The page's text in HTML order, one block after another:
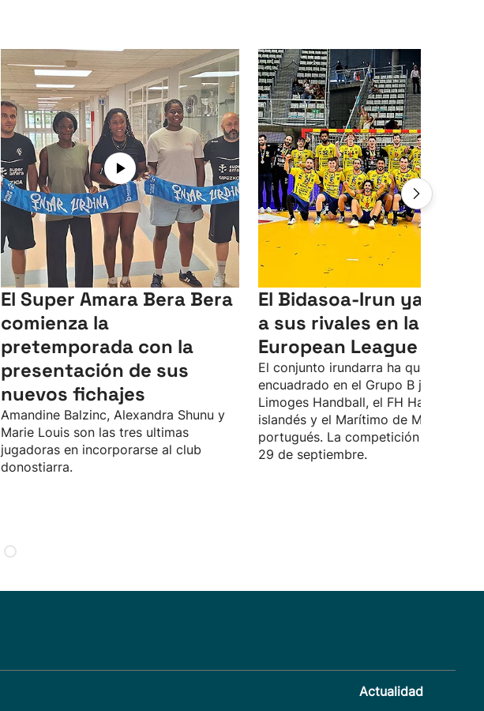
El Super Amara Bera Bera
comienza la
pretemporada con la
presentación de sus
nuevos fichajes
Amandine Balzinc, Alexandra Shunu y
Marie Louis son las tres ultimas
jugadoras en incorporarse al club
donostiarra.
El Bidasoa-Irun ya
a sus rivales en la EHF
European League
El conjunto irundarra ha quedado
encuadrado en el Grupo B junto al
Limoges Handball, el FH
islandés y el Marítimo de Madeira
portugués. La competición arrancará
29 de septiembre.
Actualidad